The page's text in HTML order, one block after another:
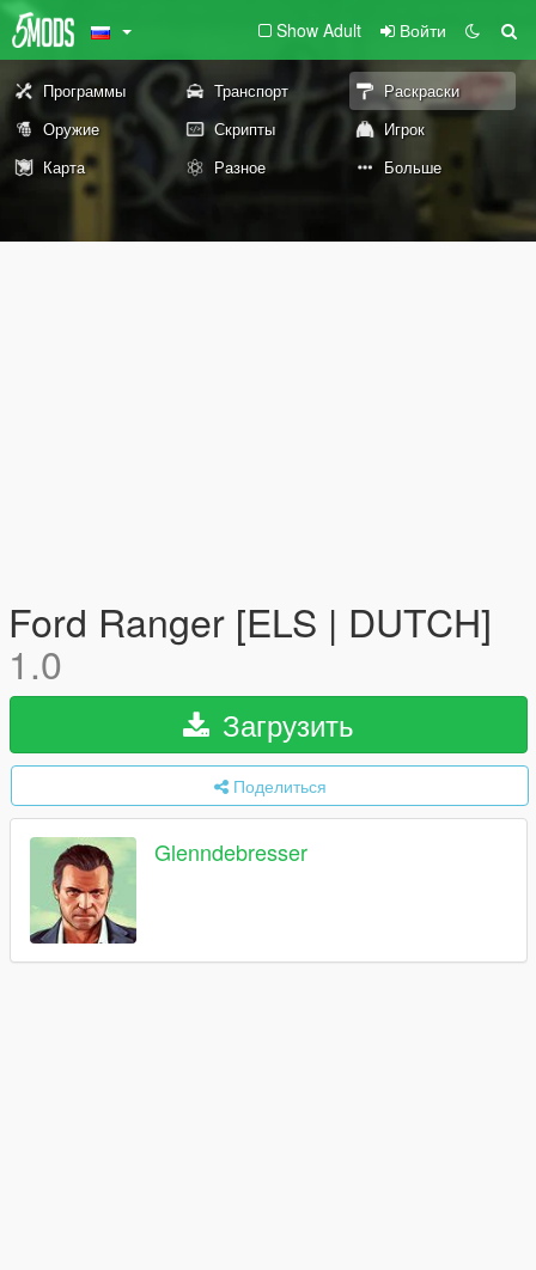
Show Adult Войти
Программы Транспорт
Раскраски
Оружие
Скрипты
Игрок
Карта
Разное Больше
Ford Ranger [ELS | DUTCH]
1.0
Загрузить
Поделиться
Glenndebresser